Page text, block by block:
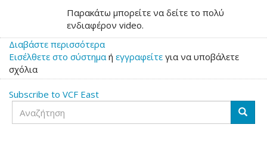
Παρακάτω μπορείτε να δείτε το πολύ
ενδιαφέρον video.
Διαβάστε περισσότεραγια
το
Dave
Εισέλθετε στο σύστημαή εγγραφείτε για να υποβάλετε
σχόλια
Subscribe to VCF East
Αναζήτηση